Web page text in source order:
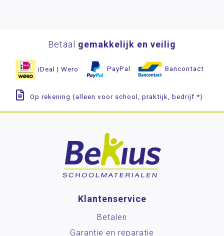
Betaal gemakkelijk en veilig
iDeal | Wero PayPal Bancontact
Op rekening (alleen voor school, praktijk, bedrijf *)
Klantenservice
Betalen
Garantie en reparatie